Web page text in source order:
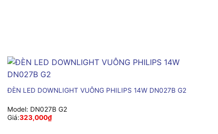
ĐÈN LED DOWNLIGHT VUÔNG PHILIPS 14W DN027B G2
Model: DN027B G2
Giá:323,000₫